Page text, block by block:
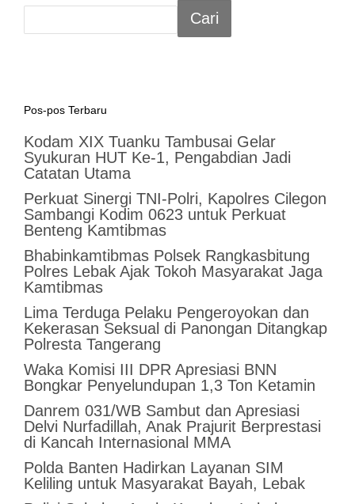
Cari
Pos-pos Terbaru
Kodam XIX Tuanku Tambusai Gelar
Syukuran HUT Ke-1, Pengabdian Jadi
Catatan Utama
Perkuat Sinergi TNI-Polri, Kapolres Cilegon
Sambangi Kodim 0623 untuk Perkuat
Benteng Kamtibmas
Bhabinkamtibmas Polsek Rangkasbitung
Polres Lebak Ajak Tokoh Masyarakat Jaga
Kamtibmas
Lima Terduga Pelaku Pengeroyokan dan
Kekerasan Seksual di Panongan Ditangkap
Polresta Tangerang
Waka Komisi III DPR Apresiasi BNN
Bongkar Penyelundupan 1,3 Ton Ketamin
Danrem 031/WB Sambut dan Apresiasi
Delvi Nurfadillah, Anak Prajurit Berprestasi
di Kancah Internasional MMA
Polda Banten Hadirkan Layanan SIM
Keliling untuk Masyarakat Bayah, Lebak